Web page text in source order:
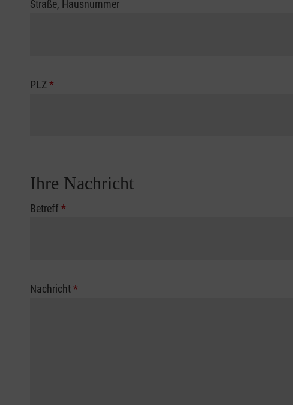
Straße, Hausnummer
PLZ*
Ihre Nachricht
Betreff*
Nachricht*